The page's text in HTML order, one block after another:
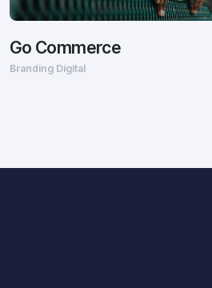
Go Commerce
Branding Digital